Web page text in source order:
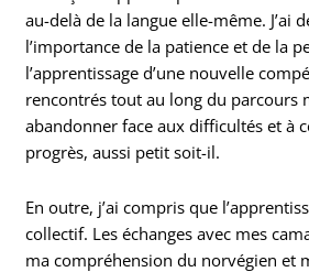
au-delà de la langue elle-même. J’ai
l’importance de la patience et de la
l’apprentissage d’une nouvelle
rencontrés tout au long du parcours
abandonner face aux difficultés et à
progrès, aussi petit soit-il.
En outre, j’ai compris que
collectif. Les échanges avec mes
ma compréhension du norvégien et